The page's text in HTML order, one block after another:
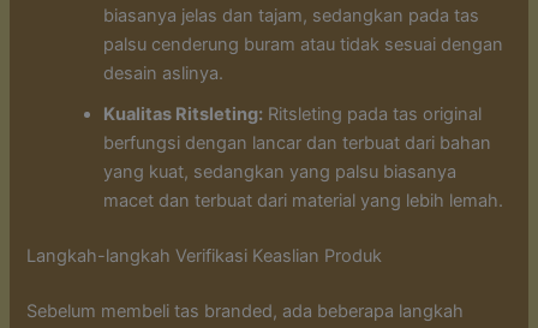
biasanya jelas dan tajam, sedangkan pada tas
palsu cenderung buram atau tidak sesuai dengan
desain aslinya.
Kualitas Ritsleting: Ritsleting pada tas original
berfungsi dengan lancar dan terbuat dari bahan
yang kuat, sedangkan yang palsu biasanya
macet dan terbuat dari material yang lebih lemah.
Langkah-langkah Verifikasi Keaslian Produk
Sebelum membeli tas branded, ada beberapa langkah